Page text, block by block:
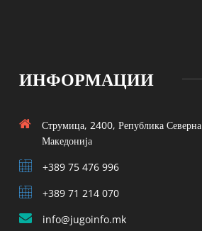
ИНФОРМАЦИИ
Струмица, 2400, Република Северна
Македонија
+389 75 476 996
+389 71 214 070
info@jugoinfo.mk